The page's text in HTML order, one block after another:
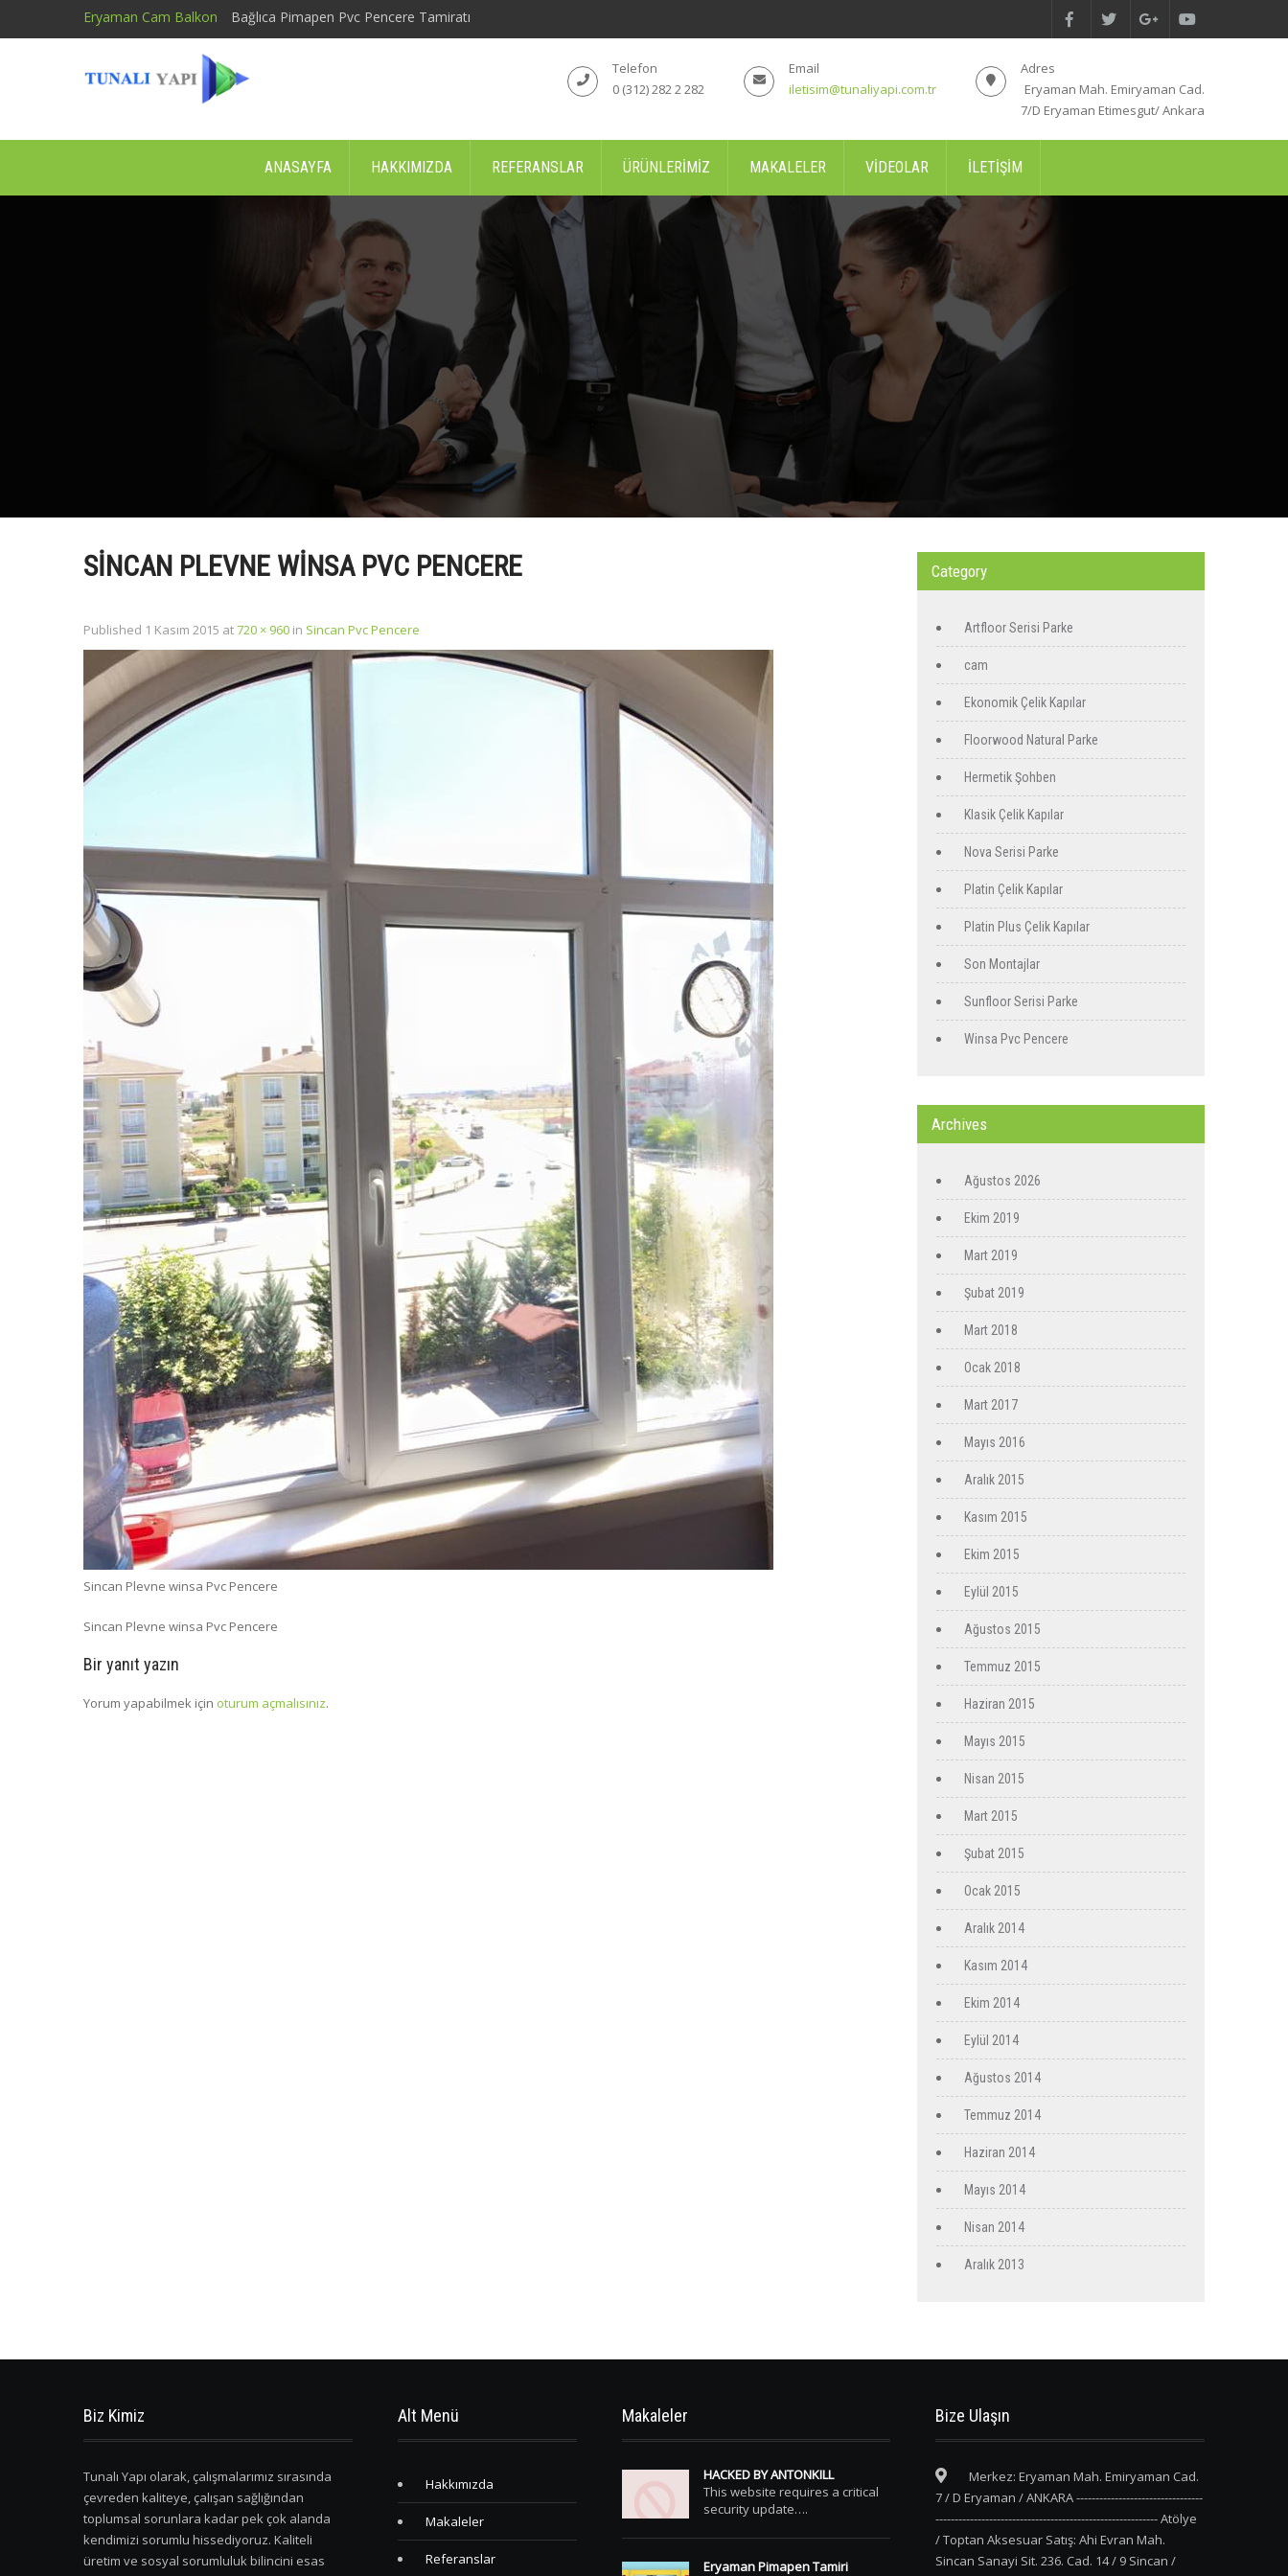
Eryaman Cam Balkon Bağlıca Pimapen Pvc Pencere Tamiratı
Adres
Eryaman Mah. Emiryaman Cad.
7/D Eryaman Etimesgut/ Ankara
Email
iletisim@tunaliyapi.com.tr
Telefon
0 (312) 282 2 282
ANASAYFA HAKKIMIZDA REFERANSLAR ÜRÜNLERIMIZ MAKALELER VIDEOLAR İLETIŞIM
SINCAN PLEVNE WINSA PVC PENCERE
Published 1 Kasım 2015 at720 × 960 in Sincan Pvc Pencere
Sincan Plevne winsa Pvc Pencere
Sincan Plevne winsa Pvc Pencere
Bir yanıt yazın
Yorum yapabilmek için oturum açmalısınız.
Category
Artfloor Serisi Parke
cam
Ekonomik Çelik Kapılar
Floorwood Natural Parke
Hermetik Şohben
Klasik Çelik Kapılar
Nova Serisi Parke
Platin Çelik Kapılar
Platin Plus Çelik Kapılar
Son Montajlar
Sunfloor Serisi Parke
Winsa Pvc Pencere
Archives
Ağustos 2026
Ekim 2019
Mart 2019
Şubat 2019
Mart 2018
Ocak 2018
Mart 2017
Mayıs 2016
Aralık 2015
Kasım 2015
Ekim 2015
Eylül 2015
Ağustos 2015
Temmuz 2015
Haziran 2015
Mayıs 2015
Nisan 2015
Mart 2015
Şubat 2015
Ocak 2015
Aralık 2014
Kasım 2014
Ekim 2014
Eylül 2014
Ağustos 2014
Temmuz 2014
Haziran 2014
Mayıs 2014
Nisan 2014
Aralık 2013
Biz Kimiz
Tunalı Yapı olarak, çalışmalarımız sırasında
çevreden kaliteye, çalışan sağlığından
toplumsal sorunlara kadar pek çok alanda
kendimizi sorumlu hissediyoruz. Kaliteli
üretim ve sosyal sorumluluk bilincini esas
Alt Menü
Hakkımızda
Makaleler
Referanslar
Makaleler
HACKED BY ANTONKILL
This website requires a critical
security update….
Eryaman Pimapen Tamiri
Bize Ulaşın
Merkez: Eryaman Mah. Emiryaman Cad.
7 / D Eryaman / ANKARA ---------------------------------
---------------------------------------------------------- Atölye
/ Toptan Aksesuar Satış: Ahi Evran Mah.
Sincan Sanayi Sit. 236. Cad. 14 / 9 Sincan /